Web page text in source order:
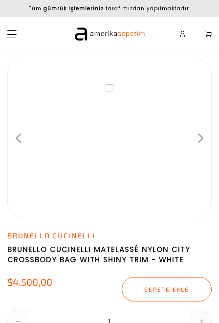
Tüm gümrük işlemleriniz tarafımızdan yapılmaktadır.
BRUNELLO CUCINELLI
BRUNELLO CUCINELLI MATELASSÉ NYLON CITY
CROSSBODY BAG WITH SHINY TRIM - WHITE
$4.500,00
SEPETE EKLE